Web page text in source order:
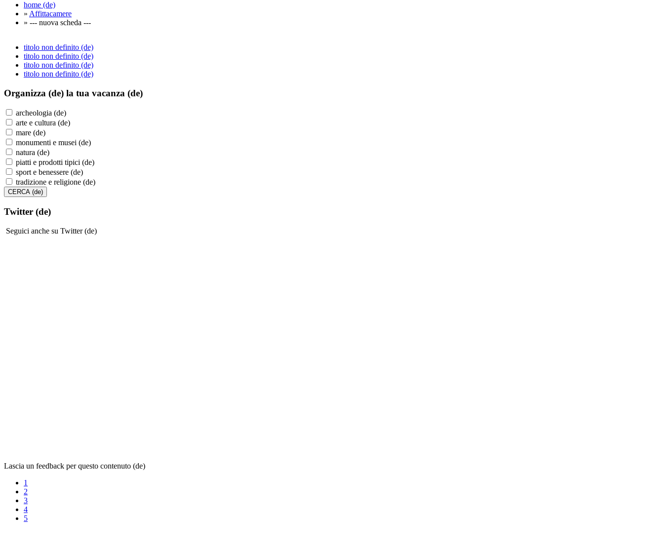
home (de)
» Affittacamere
» --- nuova scheda ---
titolo non definito (de)
titolo non definito (de)
titolo non definito (de)
titolo non definito (de)
Organizza (de) la tua vacanza (de)
archeologia (de)
arte e cultura (de)
mare (de)
monumenti e musei (de)
natura (de)
piatti e prodotti tipici (de)
sport e benessere (de)
tradizione e religione (de)
Twitter (de)
Seguici anche su Twitter (de)
Lascia un feedback per questo contenuto (de)
1
2
3
4
5